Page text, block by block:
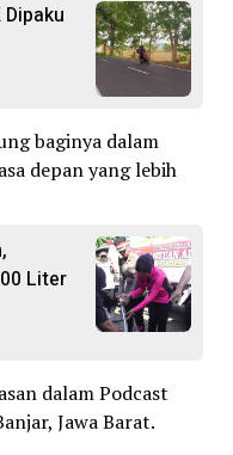
baginya dalam
depan yang lebih
Liter
dalam Podcast
Jawa Barat.